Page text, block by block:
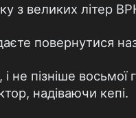
з великих літер
повернутися
не пізніше восьмої
надіваючи кепі.